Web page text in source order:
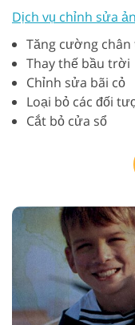
Dịch vụ chỉnh sửa
Tăng cường
Thay thế bầu trời
Chỉnh sửa bãi cỏ
Loại bỏ các đối
Cắt bỏ cửa sổ